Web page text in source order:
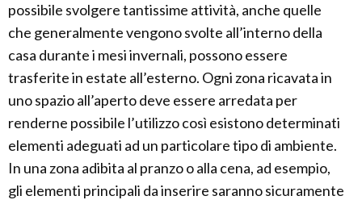
possibile svolgere tantissime attività, anche quelle
che generalmente vengono svolte all’interno della
casa durante i mesi invernali, possono essere
trasferite in estate all’esterno. Ogni zona ricavata in
uno spazio all’aperto deve essere arredata per
renderne possibile l’utilizzo così esistono determinati
elementi adeguati ad un particolare tipo di ambiente.
In una zona adibita al pranzo o alla cena, ad esempio,
gli elementi principali da inserire saranno sicuramente